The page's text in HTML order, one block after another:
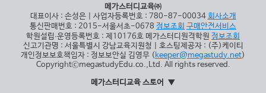
메가스터디교육㈜
대표이사 : 손성은 | 사업자등록번호 : 780-87-00034 회사소개
통신판매번호 : 2015-서울서초-0678 정보조회 구매안전서비스
학원설립∙운영등록번호 : 제10176호 메가스터디원격학원 정보조회
신고기관명 : 서울특별시 강남교육지원청 | 호스팅제공자 : (주)케이티
개인정보보호책임자 : 정보보안실 김영무 (keeper@megastudy.net)
CopyrightⓒmegastudyEdu.co.,Ltd. All rights reserved.
메가스터디교육 스토어